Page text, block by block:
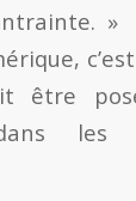
»
être
les